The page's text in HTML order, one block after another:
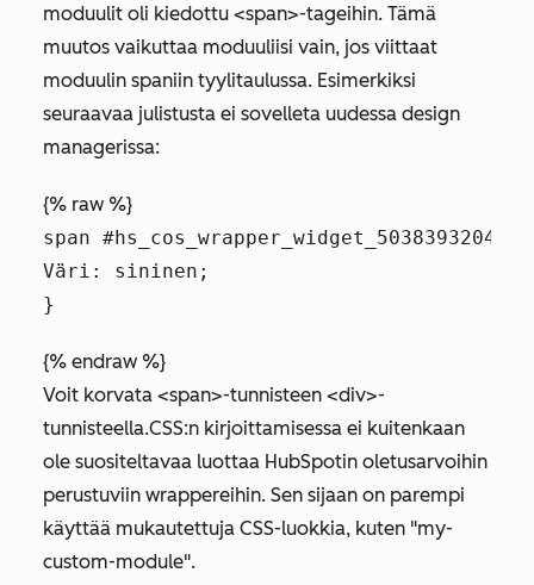
moduulit oli kiedottu <span>-tageihin. Tämä
muutos vaikuttaa moduuliisi vain, jos viittaat
moduulin spaniin tyylitaulussa. Esimerkiksi
seuraavaa julistusta ei sovelleta uudessa design
managerissa:
{% raw %}
span #hs_cos_wrapper_widget_5038393204 {
Väri: sininen;
}
{% endraw %}
Voit korvata <span>-tunnisteen <div>-
tunnisteella.CSS:n kirjoittamisessa ei kuitenkaan
ole suositeltavaa luottaa HubSpotin oletusarvoihin
perustuviin wrappereihin. Sen sijaan on parempi
käyttää mukautettuja CSS-luokkia, kuten "my-
custom-module".